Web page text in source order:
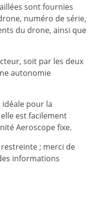
sont fournies
numéro de série,
du drone, ainsi que
soit par les deux
autonomie
idéale pour la
est facilement
Aeroscope fixe.
; merci de
informations